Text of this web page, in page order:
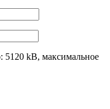
5120 kB, максимальное